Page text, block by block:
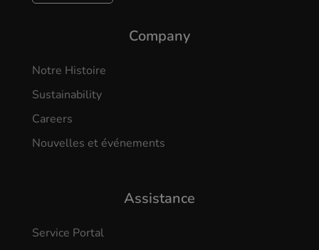
Company
Notre Histoire
Sustainability
Careers
Nouvelles et événements
Assistance
Service Portal